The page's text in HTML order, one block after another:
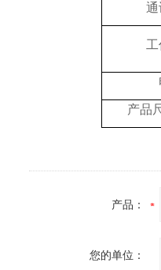
通
产品
产品：
您的单位：